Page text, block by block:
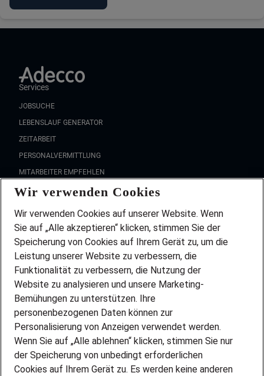
Services
JOBSUCHE
LEBENSLAUF GENERATOR
ZEITARBEIT
PERSONALVERMITTLUNG
MITARBEITER EMPFEHLEN
FAQ
Wir stellen ein!
DEINE BERUFSGRUPPE
DEINE LEBENSSITUATION
PARTNERSHIP WITH AIRBUS
INITIATIV BEWERBEN
ÜBER UNS
STANDORTE
BLOG
PRESSE
Wir verwenden Cookies
Wir verwenden Cookies auf unserer Website. Wenn
Sie auf „Alle akzeptieren“ klicken, stimmen Sie der
Speicherung von Cookies auf Ihrem Gerät zu, um die
Leistung unserer Website zu verbessern, die
Funktionalität zu verbessern, die Nutzung der
Website zu analysieren und unsere Marketing-
Bemühungen zu unterstützen. Ihre
personenbezogenen Daten können zur
Personalisierung von Anzeigen verwendet werden.
Wenn Sie auf „Alle ablehnen“ klicken, stimmen Sie nur
der Speicherung von unbedingt erforderlichen
Cookies auf Ihrem Gerät zu. Es werden keine anderen